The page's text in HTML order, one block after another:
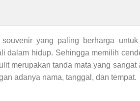
yang paling berharga
dalam hidup. Sehingga memilih
merupakan tanda mata yang
adanya nama, tanggal, dan tempat.